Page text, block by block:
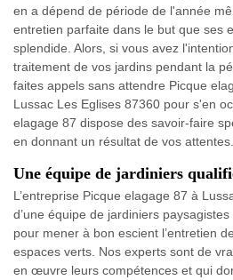
en a dépend de période de l'année
entretien parfaite dans le but que ses
splendide. Alors, si vous avez
traitement de vos jardins pendant la
faites appels sans attendre Picque
Lussac Les Eglises 87360 pour s'en
elagage 87 dispose des savoir-faire
en donnant un résultat de vos attentes.
Une équipe de jardiniers
L’entreprise Picque elagage 87 à
d’une équipe de jardiniers
pour mener à bon escient l’entretien
espaces verts. Nos experts sont de
en œuvre leurs compétences et qui